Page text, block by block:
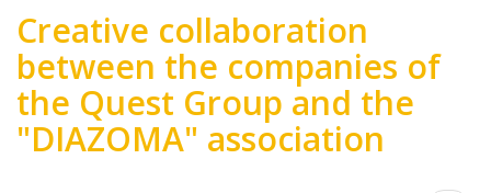
Creative collaboration
between the companies of
the Quest Group and the
"DIAZOMA" association